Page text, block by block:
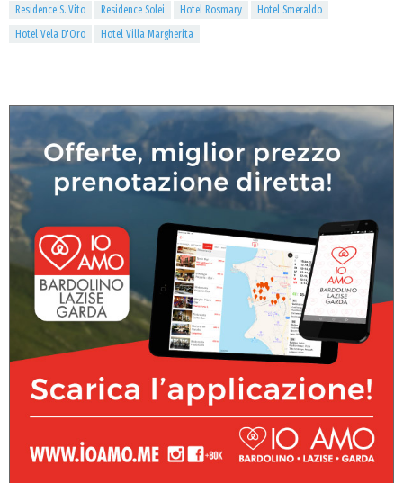
Residence S. Vito
Residence Solei Hotel Rosmary
Hotel Smeraldo
Hotel Vela D'Oro
Hotel Villa Margherita